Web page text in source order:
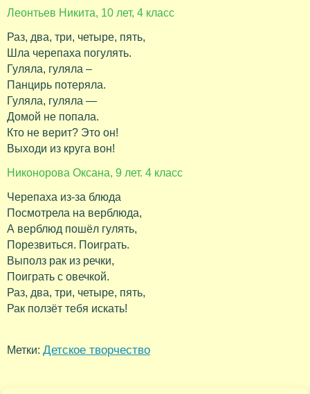
Леонтьев Никита, 10 лет, 4 класс
Раз, два, три, четыре, пять,
Шла черепаха погулять.
Гуляла, гуляла –
Панцирь потеряла.
Гуляла, гуляла —
Домой не попала.
Кто не верит? Это он!
Выходи из круга вон!
Никонорова Оксана, 9 лет. 4 класс
Черепаха из-за блюда
Посмотрела на верблюда,
А верблюд пошёл гулять,
Порезвиться. Поиграть.
Выполз рак из речки,
Поиграть с овечкой.
Раз, два, три, четыре, пять,
Рак ползёт тебя искать!
Метки: Детское творчество